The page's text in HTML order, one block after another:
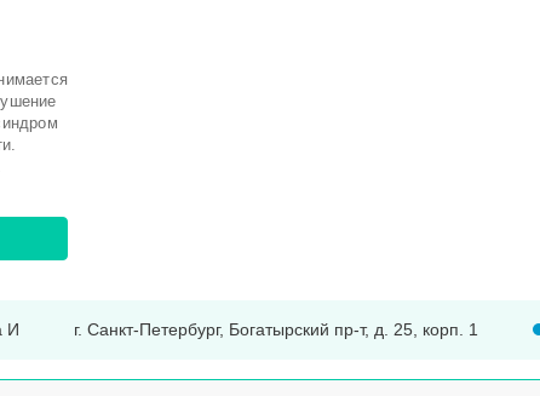
И г. Санкт-Петербург, Богатырский пр-т, д. 25, корп. 1